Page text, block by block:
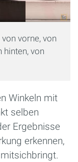
vorne, von
hinten, von
Winkeln mit
selben
Ergebnisse
erkennen,